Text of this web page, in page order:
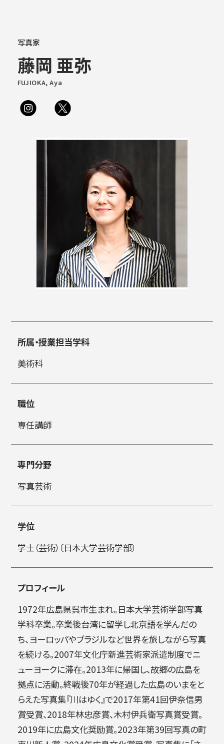
卒業生の方
学部学科
教育・社会連携
学生生活・就職
入試情報
通信教育部
藝術学舎（公開講座）
写真家
藤岡 亜弥
FUJIOKA, Aya
所属・授業担当学科
美術科
職位
専任講師
専門分野
写真芸術
学位
学士（芸術）〔日本大学芸術学部〕
プロフィール
1972年広島県呉市生まれ。日本大学芸術学部写真
学科卒業。卒業後台湾に留学し北京語を学んだの
ち、ヨーロッパやブラジルなど世界を旅しながら写真
を続ける。2007年文化庁新進芸術家派遣制度でニ
ューヨークに滞在。2013年に帰国し、故郷の広島を
拠点に活動。終戦後70年が経過した広島のいまをと
らえた写真集『川はゆく』で2017年第41回伊奈信男
賞受賞、2018年林忠彦賞、木村伊兵衛写真賞受賞。
2019年に広島文化奨励賞。2023年第39回写真の町